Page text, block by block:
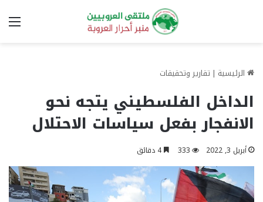
الرئيسية | تقارير وتحقيقات
الداخل الفلسطيني يتجه نحو
الانفجار بفعل سياسات الاحتلال
أبريل 3, 2022 333